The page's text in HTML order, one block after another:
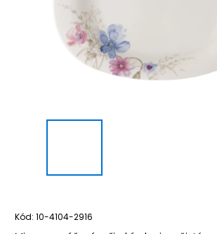
Kód: 10-4104-2916